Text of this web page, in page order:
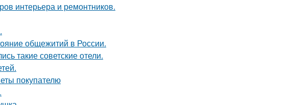
интерьера и ремонтников.
общежитий в России.
такие советские отели.
покупателю